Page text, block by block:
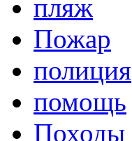
пляж
Пожар
полиция
помощь
Походы